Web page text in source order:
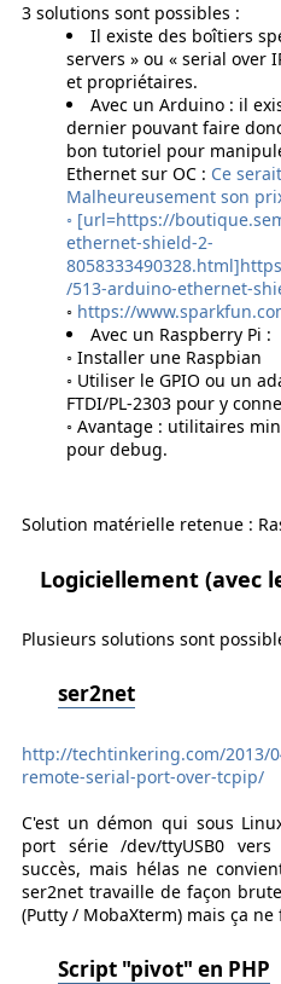
3 solutions sont possibles :
Il existe des boîtiers
servers » ou « serial over
et propriétaires.
Avec un Arduino : il
dernier pouvant faire
bon tutoriel pour
Ethernet sur OC : Ce
Malheureusement son
◦ [url=https://
ethernet-shield-2-
/513-arduino-ethernet-
◦ https://
Avec un Raspberry Pi :
◦ Installer une Raspbian
◦ Utiliser le GPIO ou un
FTDI/PL-2303 pour y
◦ Avantage : utilitaires
pour debug.
Solution matérielle retenue :
Logiciellement (avec
Plusieurs solutions sont
ser2net
http://techtinkering.com/2013/
remote-serial-port-over-tcpip/
C'est un démon qui sous
port série /dev/ttyUSB0
succès, mais hélas ne
ser2net travaille de façon
(Putty / MobaXterm) mais ça
Script "pivot" en PHP